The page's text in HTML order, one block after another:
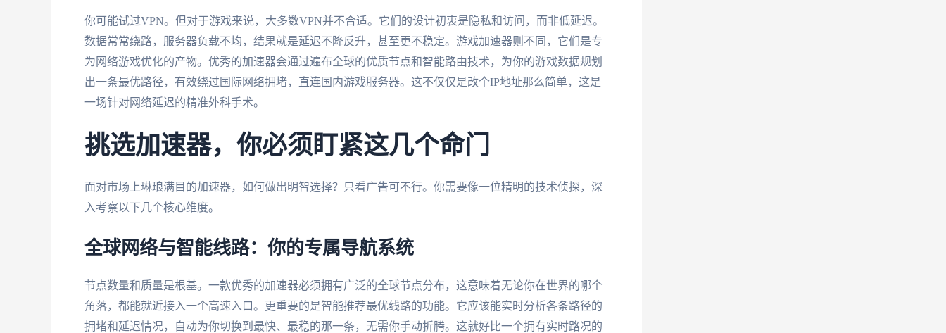
你可能试过VPN。但对于游戏来说，大多数VPN并不合适。它们的设计初衷是隐私和访问，而非低延迟。
数据常常绕路，服务器负载不均，结果就是延迟不降反升，甚至更不稳定。游戏加速器则不同，它们是专
为网络游戏优化的产物。优秀的加速器会通过遍布全球的优质节点和智能路由技术，为你的游戏数据规划
出一条最优路径，有效绕过国际网络拥堵，直连国内游戏服务器。这不仅仅是改个IP地址那么简单，这是
一场针对网络延迟的精准外科手术。
挑选加速器，你必须盯紧这几个命门
面对市场上琳琅满目的加速器，如何做出明智选择？只看广告可不行。你需要像一位精明的技术侦探，深
入考察以下几个核心维度。
全球网络与智能线路：你的专属导航系统
节点数量和质量是根基。一款优秀的加速器必须拥有广泛的全球节点分布，这意味着无论你在世界的哪个
角落，都能就近接入一个高速入口。更重要的是智能推荐最优线路的功能。它应该能实时分析各条路径的
拥堵和延迟情况，自动为你切换到最快、最稳的那一条，无需你手动折腾。这就好比一个拥有实时路况的